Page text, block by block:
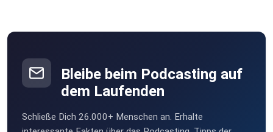
Muster
sonne1000-iN0B
Bleibe beim Podcasting auf
dem Laufenden
Schließe Dich 26.000+ Menschen an. Erhalte